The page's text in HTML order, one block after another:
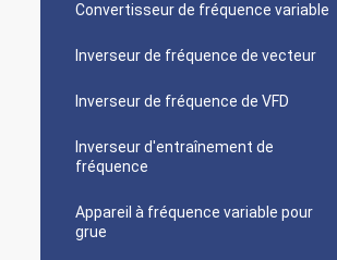
Convertisseur de fréquence variable
Inverseur de fréquence de vecteur
Inverseur de fréquence de VFD
Inverseur d'entraînement de
fréquence
Appareil à fréquence variable pour
grue